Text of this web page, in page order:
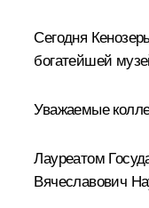
Сегодня
богатейшей
Уважаемые
Лауреатом
Вячеславович